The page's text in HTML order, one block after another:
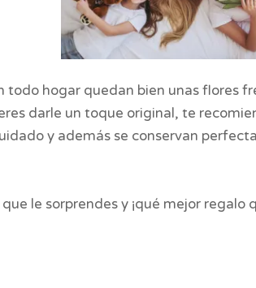
todo hogar quedan bien unas flores
darle un toque original, te
y además se conservan
le sorprendes y ¡qué mejor regalo